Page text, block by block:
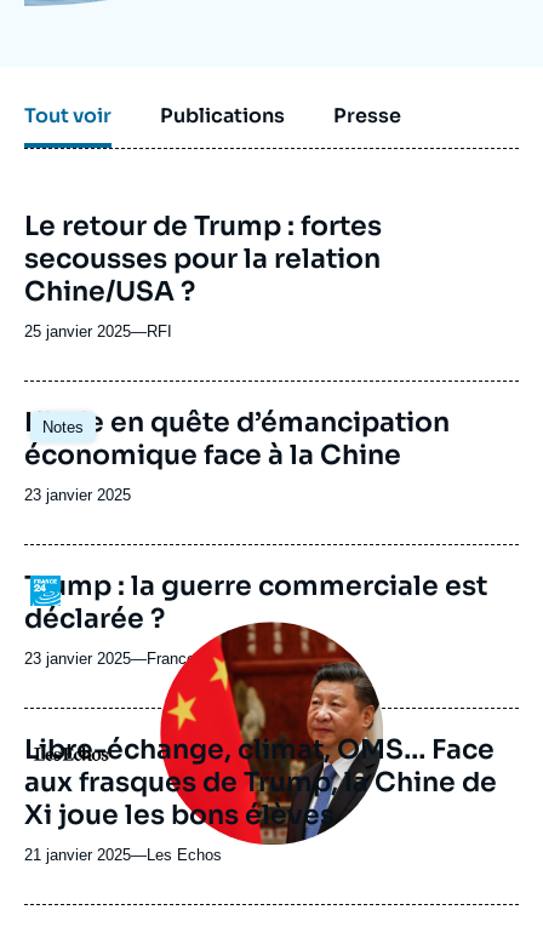
Tout voir Publications Presse
Le retour de Trump : fortes
secousses pour la relation
Chine/USA ?
25 janvier 2025—Nom
journal,
ou
émission
RFI
Notes
Image
principale
L’Inde en quête d’émancipation
économique face à la Chine
Date
publication
23 janvier 2025
Logo
Trump : la guerre commerciale est
déclarée ?
23 janvier 2025—Nom
journal,
revue
ou
émission
France 24
Logo
principale
médiatique
Libre-échange, climat, OMS… Face
aux frasques de Trump, la Chine de
Xi joue les bons élèves
21 janvier 2025—Nom
journal,
Les Echos